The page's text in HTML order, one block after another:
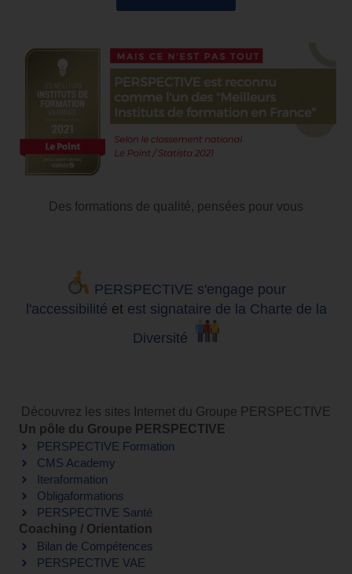
Des formations de qualité, pensées pour vous
PERSPECTIVE s'engage pour
l'accessibilité et est signataire de la Charte de la
Diversité
Découvrez les sites Internet du Groupe PERSPECTIVE
Un pôle du Groupe PERSPECTIVE
PERSPECTIVE Formation
CMS Academy
Iteraformation
Obligaformations
PERSPECTIVE Santé
Coaching / Orientation
Bilan de Compétences
PERSPECTIVE VAE